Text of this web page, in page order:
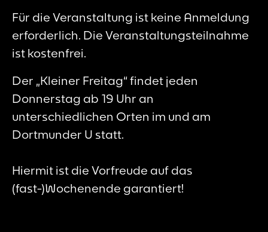
Für die Veranstaltung ist keine Anmeldung
erforderlich. Die Veranstaltungsteilnahme
ist kostenfrei.
Der „Kleiner Freitag“ findet jeden
Donnerstag ab 19 Uhr an
unterschiedlichen Orten im und am
Dortmunder U statt.
Hiermit ist die Vorfreude auf das
(fast-)Wochenende garantiert!